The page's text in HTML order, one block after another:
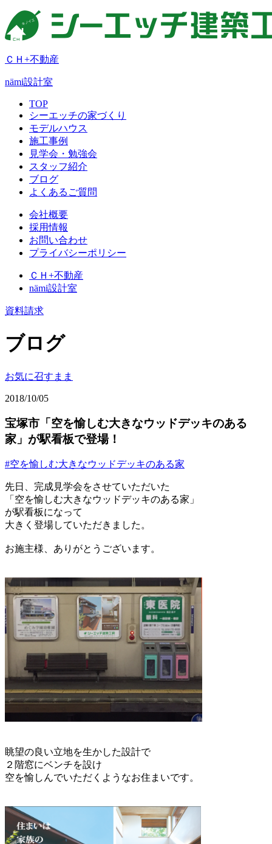
ＣＨ+不動産
nämi設計室
TOP
シーエッチの家づくり
モデルハウス
施工事例
見学会・勉強会
スタッフ紹介
ブログ
よくあるご質問
会社概要
採用情報
お問い合わせ
プライバシーポリシー
ＣＨ+不動産
nämi設計室
資料請求
ブログ
お気に召すまま
2018/10/05
宝塚市「空を愉しむ大きなウッドデッキのある
家」が駅看板で登場！
#空を愉しむ大きなウッドデッキのある家
先日、完成見学会をさせていただいた
「空を愉しむ大きなウッドデッキのある家」
が駅看板になって
大きく登場していただきました。
お施主様、ありがとうございます。
眺望の良い立地を生かした設計で
２階窓にベンチを設け
空を愉しんでいただくようなお住まいです。